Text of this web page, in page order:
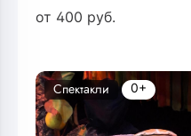
от 400 руб.
Спектакли 0+